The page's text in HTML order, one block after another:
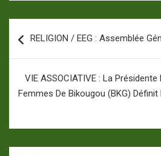
de
RELIGION / EEG : Assemblée
VIE ASSOCIATIVE : La Présidente
Femmes De Bikougou (BKG)